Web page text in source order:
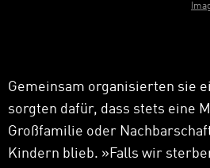
Gemeinsam organisierten sie
sorgten dafür, dass stets eine
Großfamilie oder
Kindern blieb. » Falls wir